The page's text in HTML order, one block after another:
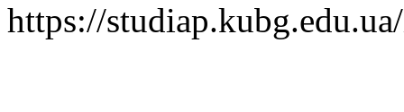
https://